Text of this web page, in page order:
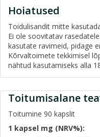
Hoiatused
Toidulisandit mitte
Ei ole soovitatav
kasutate ravimeid, pidage
Kõrvaltoimete tekkimisel
nähtud kasutamiseks alla
Toitumisalane
Toitumine 90 kapslit
1 kapsel mg (NRV%):